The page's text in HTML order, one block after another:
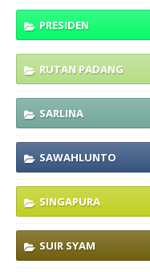
PRESIDEN
RUTAN PADANG
SARLINA
SAWAHLUNTO
SINGAPURA
SUIR SYAM